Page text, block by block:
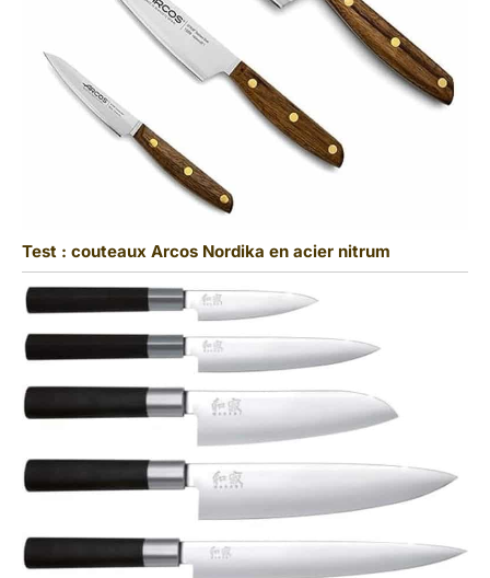
Test : couteaux Arcos Nordika en acier nitrum